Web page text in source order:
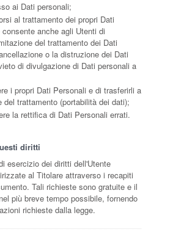
ai Dati personali;
al trattamento dei propri Dati
anche agli Utenti di
del trattamento dei Dati
o la distruzione dei Dati
di divulgazione di Dati personali a
i propri Dati Personali e di trasferirli a
del trattamento (portabilità dei dati);
la rettifica di Dati Personali errati.
diritti
esercizio dei diritti dell'Utente
al Titolare attraverso i recapiti
Tali richieste sono gratuite e il
più breve tempo possibile, fornendo
richieste dalla legge.